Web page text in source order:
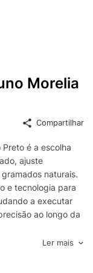
Morelia
Compartilhar
é a escolha
ajuste
naturais.
e tecnologia para
a executar
ao longo da
e boa adaptação
a bola e o
finais. O design
Ler mais